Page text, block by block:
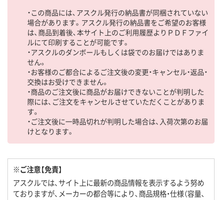
・この商品には、アスクル発行の納品書が同梱されていない
場合があります。アスクル発行の納品書をご希望のお客様
は、商品到着後、本サイト上のご利用履歴よりＰＤＦファイ
ルにて印刷することが可能です。
・アスクルのダンボールもしくは袋でのお届けではありま
せん。
・お客様のご都合によるご注文後の変更・キャンセル・返品・
交換はお受けできません。
・商品のご注文後に商品がお届けできないことが判明した
際には、ご注文をキャンセルさせていただくことがありま
す。
・ご注文後に一時品切れが判明した場合は、入荷次第のお届
けとなります。
※ご注意【免責】
アスクルでは、サイト上に最新の商品情報を表示するよう努め
ておりますが、メーカーの都合等により、商品規格・仕様（容量、